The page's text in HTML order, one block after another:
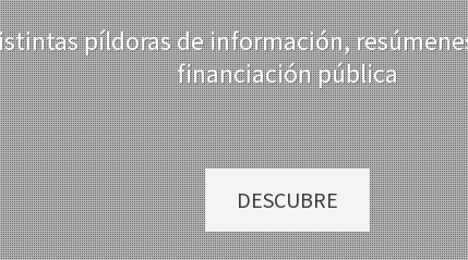
píldoras de información,
financiación pública
DESCUBRE